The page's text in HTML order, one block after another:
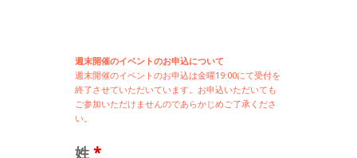
週末開催のイベントのお申込について
週末開催のイベントのお申込は金曜19:00にて受付を
終了させていただいています。お申込いただいても
ご参加いただけませんのであらかじめご了承くださ
い。
姓 *